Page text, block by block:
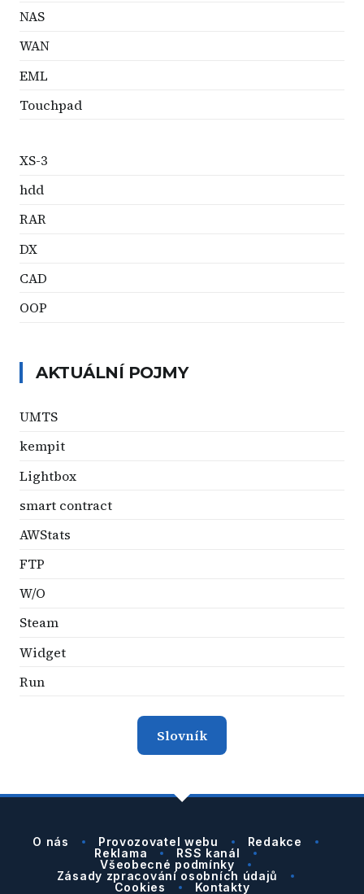
NAS
WAN
EML
Touchpad
XS-3
hdd
RAR
DX
CAD
OOP
AKTUÁLNÍ POJMY
UMTS
kempit
Lightbox
smart contract
AWStats
FTP
W/O
Steam
Widget
Run
Slovník
O nás Provozovatel webu
Redakce
Reklama
RSS kanál
Všeobecné podmínky
Zásady zpracování osobních údajů
Cookies
Kontakty